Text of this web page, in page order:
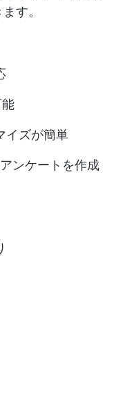
す。
イズが簡単
ンケートを作成